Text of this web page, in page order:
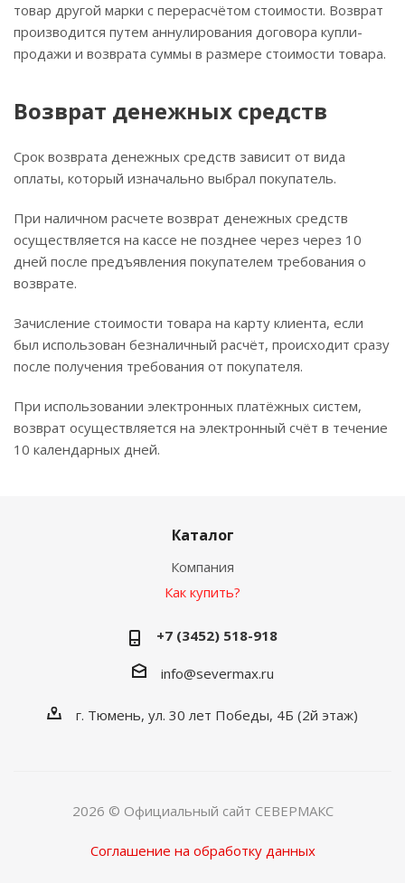
товар другой марки с перерасчётом стоимости. Возврат
производится путем аннулирования договора купли-
продажи и возврата суммы в размере стоимости товара.
Возврат денежных средств
Срок возврата денежных средств зависит от вида
оплаты, который изначально выбрал покупатель.
При наличном расчете возврат денежных средств
осуществляется на кассе не позднее через через 10
дней после предъявления покупателем требования о
возврате.
Зачисление стоимости товара на карту клиента, если
был использован безналичный расчёт, происходит сразу
после получения требования от покупателя.
При использовании электронных платёжных систем,
возврат осуществляется на электронный счёт в течение
10 календарных дней.
Каталог
Компания
Как купить?
+7 (3452) 518-918
info@severmax.ru
г. Тюмень, ул. 30 лет Победы, 4Б (2й этаж)
2026 © Официальный сайт СЕВЕРМАКС
Соглашение на обработку данных